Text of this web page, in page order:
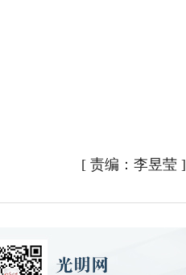
[ 责编：李昱莹]